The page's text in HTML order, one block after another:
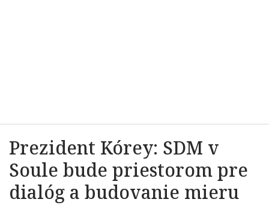
Prezident Kórey: SDM v
Soule bude priestorom pre
dialóg a budovanie mieru